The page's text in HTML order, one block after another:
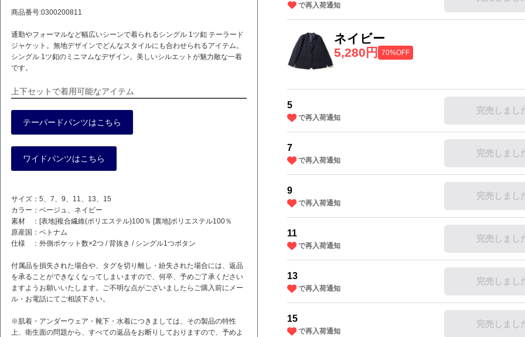
で再入荷通知
ネイビー
5,280円
70%OFF
5
で再入荷通知
完売しまし
7
で再入荷通知
完売しまし
9
で再入荷通知
完売しまし
11
で再入荷通知
完売しまし
13
で再入荷通知
完売しまし
15
で再入荷通知
完売しまし
商品番号:0300200811
通勤やフォーマルなど幅広いシーンで着られるシングル 1ツ釦 テーラード
ジャケット。無地デザインでどんなスタイルにも合わせられるアイテム。
シングル 1ツ釦のミニマムなデザイン。美しいシルエットが魅力敵な一着
です。
上下セットで着用可能なアイテム
テーパードパンツはこちら
ワイドパンツはこちら
サイズ：5、7、9、11、13、15
カラー：ベージュ、ネイビー
素材 ：[表地]複合繊維(ポリエステル)100％ [裏地]ポリエステル100％
原産国：ベトナム
仕様 ：外側ポケット数×2つ / 背抜き / シングル1つボタン
付属品を損失された場合や、タグを切り離し・紛失された場合には、返品
を承ることができなくなってしまいますので、何卒、予めご了承ください
ますようお願いいたします。ご不明な点がございましたらご購入前にメー
ル・お電話にてご相談下さい。
※肌着・アンダーウェア・靴下・水着につきましては、その製品の特性
上、衛生面の問題から、すべての返品をお断りしておりますので、予めよ